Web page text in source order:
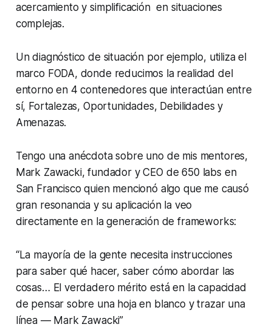
acercamiento y simplificación en situaciones
complejas.
Un diagnóstico de situación por ejemplo, utiliza el
marco FODA, donde reducimos la realidad del
entorno en 4 contenedores que interactúan entre
sí, Fortalezas, Oportunidades, Debilidades y
Amenazas.
Tengo una anécdota sobre uno de mis mentores,
Mark Zawacki, fundador y CEO de 650 labs en
San Francisco quien mencionó algo que me causó
gran resonancia y su aplicación la veo
directamente en la generación de frameworks:
“La mayoría de la gente necesita instrucciones
para saber qué hacer, saber cómo abordar las
cosas… El verdadero mérito está en la capacidad
de pensar sobre una hoja en blanco y trazar una
línea — Mark Zawacki”